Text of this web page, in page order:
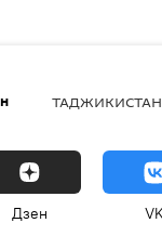
ТАДЖИКИСТАН
Дзен